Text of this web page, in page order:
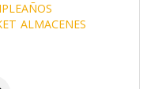
ALMACENES